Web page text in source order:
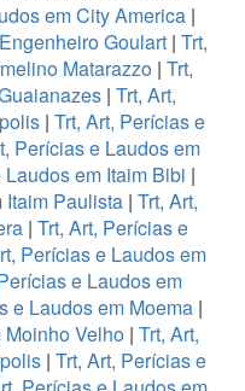
em City America |
Goulart | Trt,
Matarazzo | Trt,
| Trt, Art,
| Trt, Art, Perícias e
Perícias e Laudos em
em Itaim Bibi |
Itaim Paulista | Trt, Art,
| Trt, Art, Perícias e
Perícias e Laudos em
e Laudos em
e Laudos em Moema|
Moinho Velho | Trt, Art,
| Trt, Art, Perícias e